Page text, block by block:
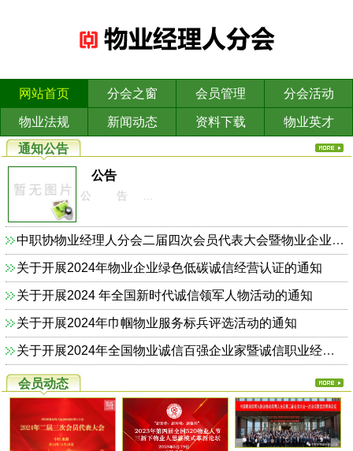
网站首页 分会之窗 会员管理 分会活动
物业法规 新闻动态 资料下载
物业英才
通知公告
公告
公 告 ...
中职协物业经理人分会二届四次会员代表大会暨物业企业依法合规诚信经营主题研讨会的通知
关于开展2024年物业企业绿色低碳诚信经营认证的通知
关于开展2024 年全国新时代诚信领军人物活动的通知
关于开展2024年巾帼物业服务标兵评选活动的通知
关于开展2024年全国物业诚信百强企业家暨诚信职业经理人的通知
会员动态